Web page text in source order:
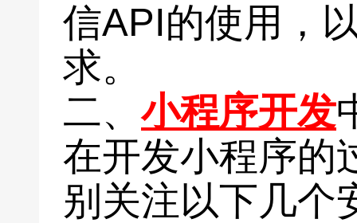
信API的使用，
求。
二、小程序开发
在开发小程序的
别关注以下几个